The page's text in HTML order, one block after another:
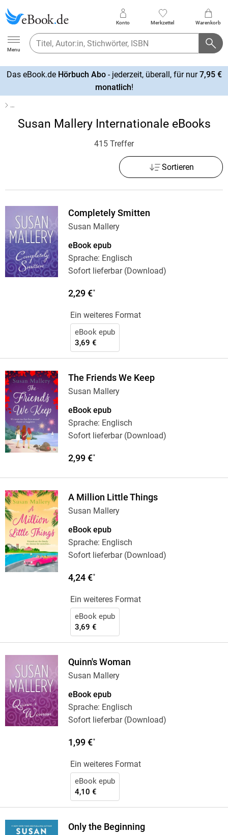
Ebook.de
Menu
Konto Merkzettel Warenkorb
Das eBook.de Hörbuch Abo- jederzeit, überall, für nur7,95 €
monatlich!
…
Susan Mallery Internationale eBooks
415 Treffer
Sortieren
Completely Smitten
Susan Mallery
eBook epub
Sprache: Englisch
Sofort lieferbar (Download)
2,29 €*
Ein weiteres Format
eBook epub
3,69 €
The Friends We Keep
Susan Mallery
eBook epub
Sprache: Englisch
Sofort lieferbar (Download)
2,99 €*
A Million Little Things
Susan Mallery
eBook epub
Sprache: Englisch
Sofort lieferbar (Download)
4,24 €*
Ein weiteres Format
eBook epub
3,69 €
Quinn's Woman
Susan Mallery
eBook epub
Sprache: Englisch
Sofort lieferbar (Download)
1,99 €*
Ein weiteres Format
eBook epub
4,10 €
Only the Beginning